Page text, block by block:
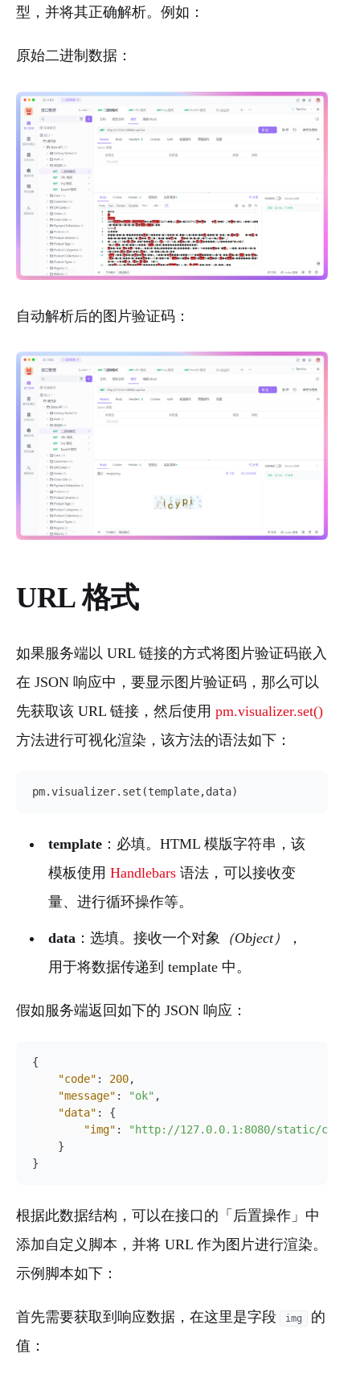
型，并将其正确解析。例如：
原始二进制数据：
自动解析后的图片验证码：
URL 格式
如果服务端以 URL 链接的方式将图片验证码嵌入
在 JSON 响应中，要显示图片验证码，那么可以
先获取该 URL 链接，然后使用 pm.visualizer.set()
方法进行可视化渲染，该方法的语法如下：
pm.visualizer.set(template,data)
template：必填。HTML 模版字符串，该
模板使用 Handlebars语法，可以接收变
量、进行循环操作等。
data：选填。接收一个对象 （Object）
，
用于将数据传递到 template 中。
假如服务端返回如下的 JSON 响应：
{
"code" : 200,
"message" : "ok" ,
"data" :
{
"img" :
"http://127.0.0.1:8080/static/
}
}
根据此数据结构，可以在接口的「后置操作」中
添加自定义脚本，并将 URL 作为图片进行渲染。
示例脚本如下：
首先需要获取到响应数据，在这里是字段 img
的
值：